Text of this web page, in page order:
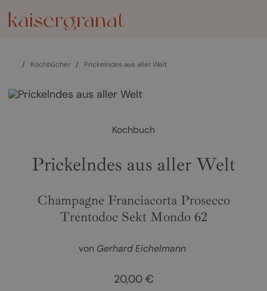
/ Kochbücher / Prickelndes aus aller Welt
Kochbuch
Prickelndes aus aller Welt
Champagne Franciacorta Prosecco
Trentodoc Sekt Mondo 62
von Gerhard Eichelmann
20,00 €